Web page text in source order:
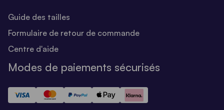
Guide des tailles
Formulaire de retour de commande
Centre d'aide
Modes de paiements sécurisés